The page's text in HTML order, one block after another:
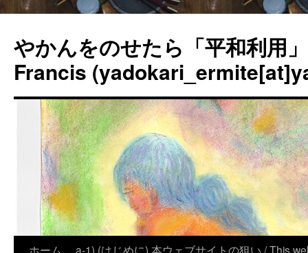
やかんをのせたら「平和利用
Francis
ホーム
a-1) (はじめに) 本ウェブサイトの狙い / This